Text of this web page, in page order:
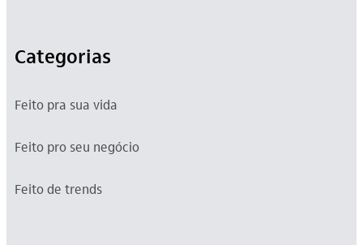
Categorias
Feito pra sua vida
Feito pro seu negócio
Feito de trends